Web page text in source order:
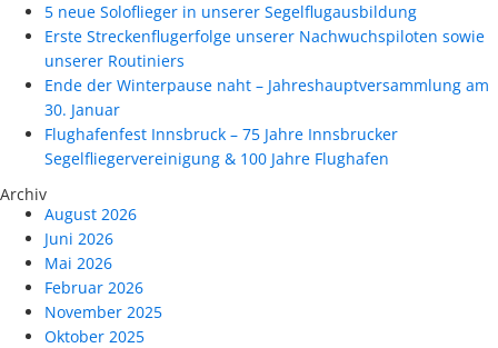
5 neue Soloflieger in unserer Segelflugausbildung
Erste Streckenflugerfolge unserer Nachwuchspiloten sowie
unserer Routiniers
Ende der Winterpause naht – Jahreshauptversammlung am
30. Januar
Flughafenfest Innsbruck – 75 Jahre Innsbrucker
Segelfliegervereinigung & 100 Jahre Flughafen
Archiv
August 2026
Juni 2026
Mai 2026
Februar 2026
November 2025
Oktober 2025